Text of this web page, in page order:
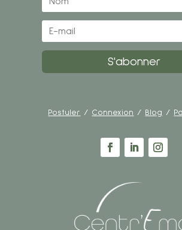
S'abonner
Postuler / Connexion / Blog /